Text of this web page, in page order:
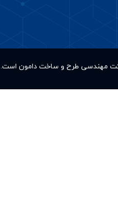
مهندسی طرح و ساخت دامون است.